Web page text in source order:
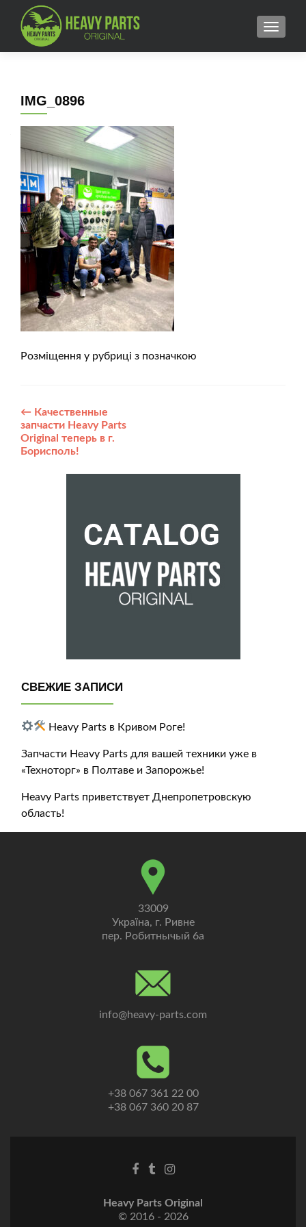
MENU
IMG_0896
Розміщення у рубриці з позначкою
Post
navigation
← Качественные
запчасти Heavy Parts
Original теперь в г.
Борисполь!
СВЕЖИЕ ЗАПИСИ
Heavy Parts в Кривом Роге!
Запчасти Heavy Parts для вашей техники уже в
«Техноторг» в Полтаве и Запорожье!
Heavy Parts приветствует Днепропетровскую
область!
33009
Україна, г. Ривне
пер. Робитнычый 6а
info@heavy-parts.com
+38 067 361 22 00
+38 067 360 20 87
Heavy Parts Original
© 2016 - 2026